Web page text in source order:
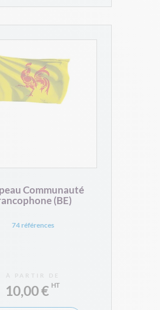
Options
Communauté
(BE)
74 références
À PARTIR DE
10,00 €